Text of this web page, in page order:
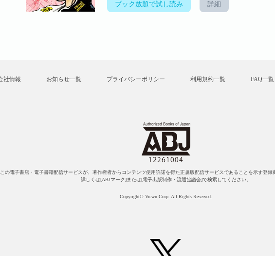
ブック放題で試し読み 詳細
社情報 お知らせ一覧 プライバシーポリシー 利用規約一覧 FAQ一覧
の電子書店・電子書籍配信サービスが、著作権者からコンテンツ使用許諾を得た正規版配信サービスであることを示す登
詳しくは[ABJマーク]または[電子出版制作・流通協議会]で検索してください。
Copyright© Viewn Corp. All Rights Reserved.